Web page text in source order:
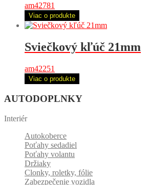
am42781
Viac o produkte
Sviečkový kľúč 21mm
am42251
Viac o produkte
AUTODOPLNKY
Interiér
Autokoberce
Poťahy sedadiel
Poťahy volantu
Držiaky
Clonky, roletky, fólie
Zabezpečenie vozidla